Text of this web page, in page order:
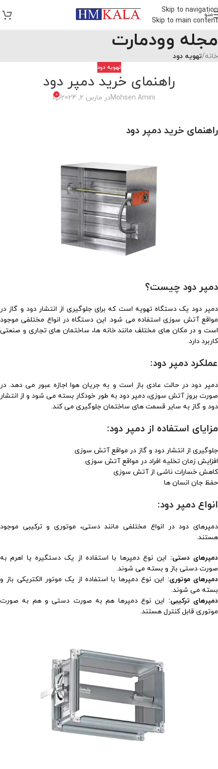
Skip to navigation
Skip to main content
منو
مجله وودمارت
خانه/تهویه دود
تهویه دود
راهنمای خرید دمپر دود
Mohsen Aminiدر مارس 2, 2024 0
راهنمای خرید دمپر دود
دمپر دود چیست؟
دمپر دود یک دستگاه تهویه است که برای جلوگیری از انتشار دود و گاز در
مواقع آتش سوزی استفاده می شود. این دستگاه در انواع مختلفی موجود
است و در مکان های مختلف مانند خانه ها، ساختمان های تجاری و صنعتی
کاربرد دارد.
عملکرد دمپر دود:
دمپر دود در حالت عادی باز است و به جریان هوا اجازه عبور می دهد. در
صورت بروز آتش سوزی، دمپر دود به طور خودکار بسته می شود و از انتشار
دود و گاز به سایر قسمت های ساختمان جلوگیری می کند.
مزایای استفاده از دمپر دود:
جلوگیری از انتشار دود و گاز در مواقع آتش سوزی
افزایش زمان تخلیه افراد در مواقع آتش سوزی
کاهش خسارات ناشی از آتش سوزی
حفظ جان انسان ها
انواع دمپر دود:
دمپرهای دود در انواع مختلفی مانند دستی، موتوری و ترکیبی موجود
هستند.
دمپرهای دستی: این نوع دمپرها با استفاده از یک دستگیره یا اهرم به
صورت دستی باز و بسته می شوند.
دمپرهای موتوری: این نوع دمپرها با استفاده از یک موتور الکتریکی باز و
بسته می شوند.
دمپرهای ترکیبی: این نوع دمپرها هم به صورت دستی و هم به صورت
موتوری قابل کنترل هستند.